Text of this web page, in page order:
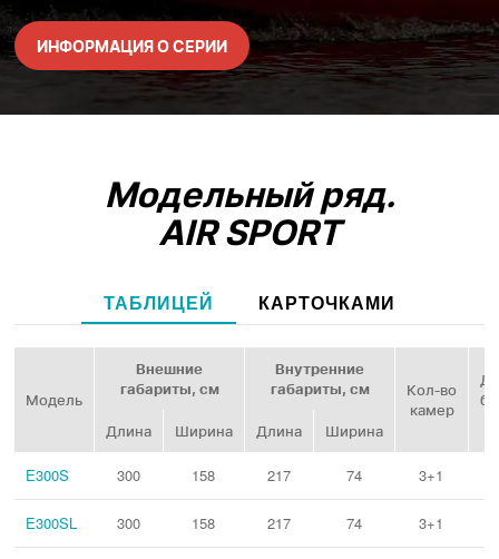
ИНФОРМАЦИЯ О СЕРИИ
Модельный ряд.
AIR SPORT
ТАБЛИЦЕЙ КАРТОЧКАМИ
Модель
Внешние
габариты, см
Внутренние
габариты, см
Кол‑во
камер
Длина
Ширина Длина Ширина
E300S 300 158 217 74 3+1
E300SL 300 158 217 74 3+1